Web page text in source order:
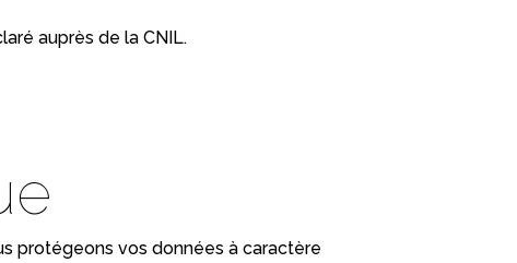
auprès de la CNIL.
protégeons vos données à caractère